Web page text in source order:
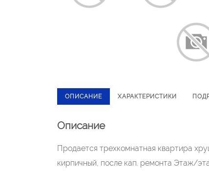
ОПИСАНИЕ ХАРАКТЕРИСТИКИ
Описание
Продается трехкомнатная квартира
кирпичный, после кап. ремонта Этаж/